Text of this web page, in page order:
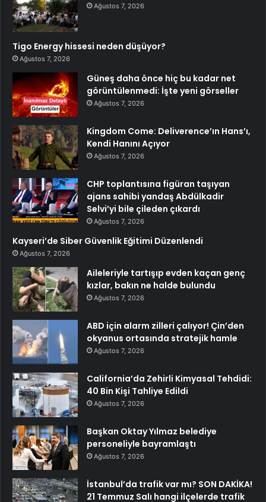
Ağustos 7, 2026
Tigo Energy hissesi neden düşüyor?
Ağustos 7, 2026
Güneş daha önce hiç bu kadar net
görüntülenmedi: İşte yeni görseller
Ağustos 7, 2026
Kingdom Come: Deliverence’ın Hans’ı,
Kendi Hanını Açıyor
Ağustos 7, 2026
CHP toplantısına figüran taşıyan
ajans sahibi yandaş Abdülkadir
Selvi’yi bile çileden çıkardı
Ağustos 7, 2026
Kayseri’de Siber Güvenlik Eğitimi Düzenlendi
Ağustos 7, 2026
Aileleriyle tartışıp evden kaçan genç
kızlar, bakın ne halde bulundu
Ağustos 7, 2026
ABD için alarm zilleri çalıyor! Çin’den
okyanus ortasında stratejik hamle
Ağustos 7, 2026
California’da Zehirli Kimyasal Tehdidi:
40 Bin Kişi Tahliye Edildi
Ağustos 7, 2026
Başkan Oktay Yılmaz belediye
personeliyle bayramlaştı
Ağustos 7, 2026
İstanbul’da trafik var mı? SON DAKİKA!
21 Temmuz Salı hangi ilçelerde trafik